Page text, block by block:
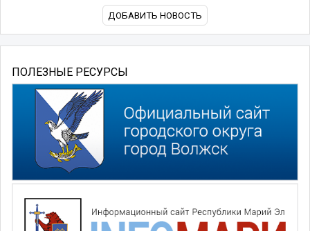
ДОБАВИТЬ НОВОСТЬ
ПОЛЕЗНЫЕ РЕСУРСЫ